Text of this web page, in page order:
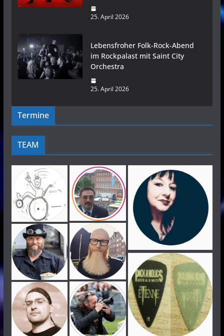
25. April 2026
Lebensfroher Folk-Rock-Abend
im Rockpalast mit Saint City
Orchestra
25. April 2026
Termine
TEAM